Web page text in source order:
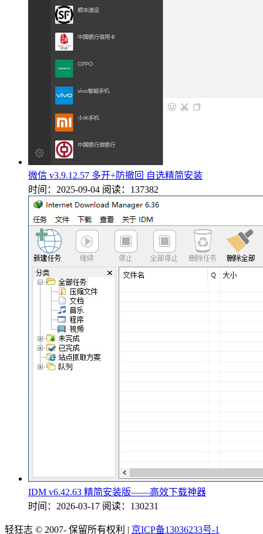
微信 v3.9.12.57 多开+防撤回 自选精简安装
时间：2025-09-04 阅读：137382
IDM v6.42.63 精简安装版——高效下载神器
时间：2026-03-17 阅读：130231
轻狂志 © 2007- 保留所有权利 | 京ICP备13036233号-1